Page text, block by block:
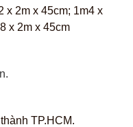
x 2m x 45cm; 1m4 x
x 2m x 45cm
TP.HCM.